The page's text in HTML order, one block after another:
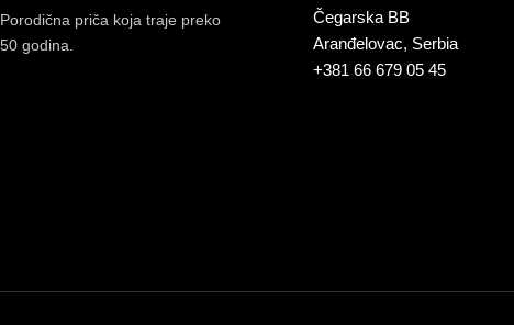
Porodična priča koja traje preko
50 godina.
Čegarska BB
Aranđelovac, Serbia
+381 66 679 05 45